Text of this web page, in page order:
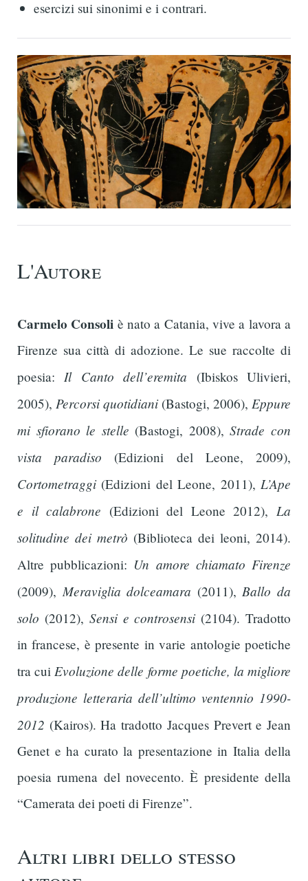
esercizi sui sinonimi e i contrari.
L'Autore
Carmelo Consoli è nato a Catania, vive a lavora a
Firenze sua città di adozione. Le sue raccolte di
poesia:Il Canto dell’eremita (Ibiskos Ulivieri,
2005), Percorsi quotidiani(Bastogi, 2006), Eppure
mi sfiorano le stelle (Bastogi, 2008),Strade con
vista paradiso (Edizioni del Leone, 2009),
Cortometraggi(Edizioni del Leone, 2011), L’Ape
e il calabrone (Edizioni del Leone 2012),La
solitudine dei metrò (Biblioteca dei leoni, 2014).
Altre pubblicazioni: Un amore chiamato Firenze
(2009),Meraviglia dolceamara (2011),Ballo da
solo (2012), Sensi e controsensi(2104). Tradotto
in francese, è presente in varie antologie poetiche
tra cuiEvoluzione delle forme poetiche, la migliore
produzione letteraria dell’ultimo ventennio 1990-
2012 (Kairos). Ha tradotto Jacques Prevert e Jean
Genet e ha curato la presentazione in Italia della
poesia rumena del novecento. È presidente della
“Camerata dei poeti di Firenze”.
Altri libri dello stesso